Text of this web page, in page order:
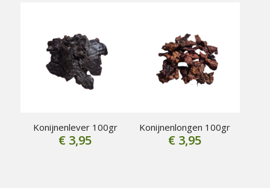
Konijnenlever 100gr
€ 3,95
Konijnenlongen 100gr
€ 3,95